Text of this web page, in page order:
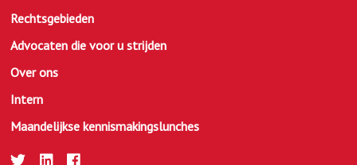
Rechtsgebieden
Advocaten die voor u strijden
Over ons
Intern
Maandelijkse kennismakingslunches